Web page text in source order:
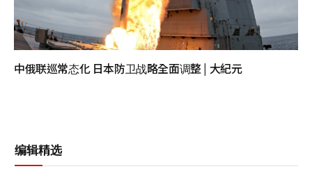
中俄联巡常态化 日本防卫战略全面调整 | 大紀元
编辑精选